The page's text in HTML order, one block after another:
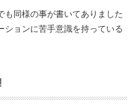
も同様の事が書いてありました
ションに苦手意識を持っている